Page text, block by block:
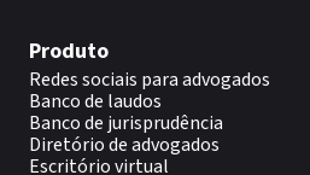
Produto
Redes sociais para advogados
Banco de laudos
Banco de jurisprudência
Diretório de advogados
Escritório virtual